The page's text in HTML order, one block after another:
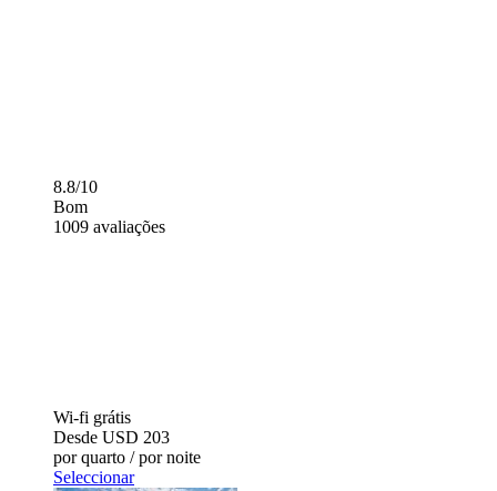
8.8/10
Bom
1009 avaliações
Wi-fi grátis
Desde USD 203
por quarto / por noite
Seleccionar